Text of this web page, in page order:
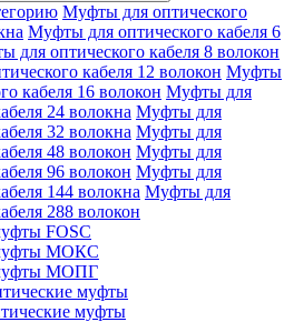
Муфты для оптического
Муфты для оптического кабеля 6
для оптического кабеля 8 волокон
кабеля 12 волокон Муфты
кабеля 16 волокон Муфты для
24 волокна Муфты для
32 волокна Муфты для
48 волокон Муфты для
96 волокон Муфты для
144 волокна Муфты для
288 волокон
FOSC
МОКС
МОПГ
муфты
муфты